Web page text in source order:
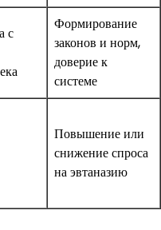
с
Формирование
законов и норм,
доверие к
системе
Повышение или
снижение спроса
на эвтаназию